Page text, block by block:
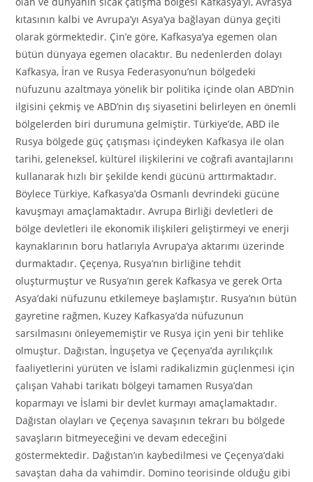
kıtasının kalbi ve Avrupa’yı Asya’ya bağlayan dünya geçiti
olarak görmektedir. Çin’e göre, Kafkasya’ya egemen olan
bütün dünyaya egemen olacaktır. Bu nedenlerden dolayı
Kafkasya, İran ve Rusya Federasyonu’nun bölgedeki
nüfuzunu azaltmaya yönelik bir politika içinde olan ABD’nin
ilgisini çekmiş ve ABD’nin dış siyasetini belirleyen en önemli
bölgelerden biri durumuna gelmiştir. Türkiye’de, ABD ile
Rusya bölgede güç çatışması içindeyken Kafkasya ile olan
tarihi, geleneksel, kültürel ilişkilerini ve coğrafi avantajlarını
kullanarak hızlı bir şekilde kendi gücünü arttırmaktadır.
Böylece Türkiye, Kafkasya’da Osmanlı devrindeki gücüne
kavuşmayı amaçlamaktadır. Avrupa Birliği devletleri de
bölge devletleri ile ekonomik ilişkileri geliştirmeyi ve enerji
kaynaklarının boru hatlarıyla Avrupa’ya aktarımı üzerinde
durmaktadır. Çeçenya, Rusya’nın birliğine tehdit
oluşturmuştur ve Rusya’nın gerek Kafkasya ve gerek Orta
Asya’daki nüfuzunu etkilemeye başlamıştır. Rusya’nın bütün
gayretine rağmen, Kuzey Kafkasya’da nüfuzunun
sarsılmasını önleyememiştir ve Rusya için yeni bir tehlike
olmuştur. Dağıstan, İnguşetya ve Çeçenya’da ayrılıkçılık
faaliyetlerini yürüten ve İslami radikalizmin güçlenmesi için
çalışan Vahabi tarikatı bölgeyi tamamen Rusya’dan
koparmayı ve İslami bir devlet kurmayı amaçlamaktadır.
Dağıstan olayları ve Çeçenya savaşının tekrarı bu bölgede
savaşların bitmeyeceğini ve devam edeceğini
göstermektedir. Dağıstan’ın kaybedilmesi ve Çeçenya’daki
savaştan daha da vahimdir. Domino teorisinde olduğu gibi